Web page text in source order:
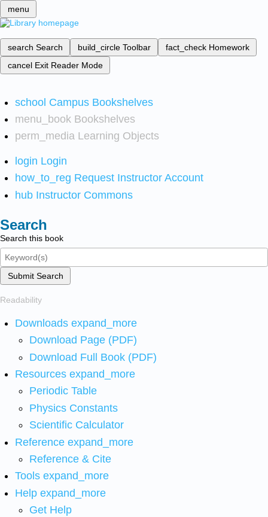
menu
search Search build_circle Toolbar fact_check Homework
cancel Exit Reader Mode
school Campus Bookshelves
menu_book Bookshelves
perm_media Learning Objects
login Login
how_to_reg Request Instructor Account
hub Instructor Commons
Search
Search this book
Submit Search
Readability
Downloads expand_more
Download Page (PDF)
Download Full Book (PDF)
Resources expand_more
Periodic Table
Physics Constants
Scientific Calculator
Reference expand_more
Reference & Cite
Tools expand_more
Help expand_more
Get Help